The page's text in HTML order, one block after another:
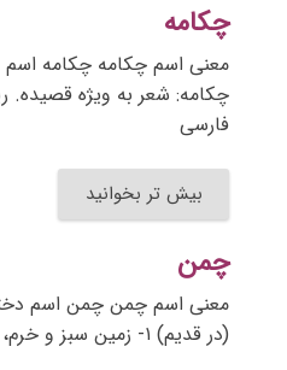
چکامه
معنی اسم چکامه چکامه اسم
چکامه: شعر به ویژه قصیده.
فارسی
بیش تر بخوانید
چمن
معنی اسم چمن چمن اسم
(در قدیم) ۱- زمین سبز و خرم، باغ و بوستان مرغزار؛…